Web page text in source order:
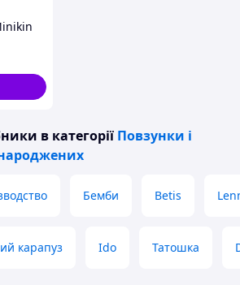
в категорії Повзунки і
Бемби Betis
карапуз Ido Татошка